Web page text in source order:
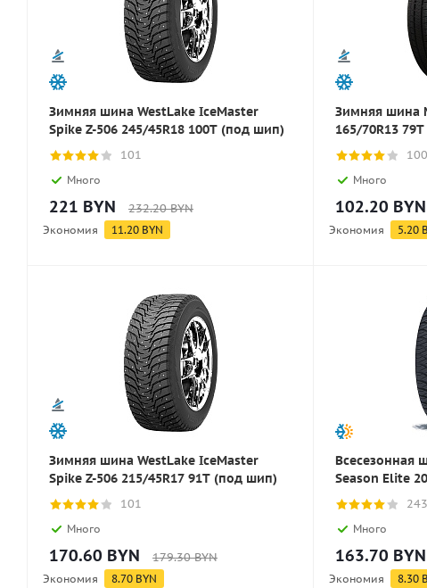
Зимняя шина WestLake IceMaster
Spike Z-506 245/45R18 100T (под шип)
101
Много
221 BYN 232.20BYN
Экономия 11.20 BYN
Зимняя шина
165/70R13 79T
100
Много
102.20 BYN
Экономия 5.20
Зимняя шина WestLake IceMaster
Spike Z-506 215/45R17 91T (под шип)
101
Много
170.60 BYN 179.30BYN
Экономия 8.70 BYN
Всесезонная
Season Elite
243
Много
163.70 BYN
Экономия 8.30